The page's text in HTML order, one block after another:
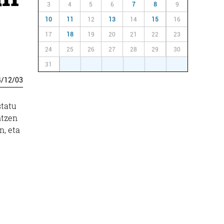
/12/03
eta
3 4 5 6 7 8 9
10 11 12 13 14 15 16
17 18 19 20 21 22 23
24 25 26 27 28 29 30
31